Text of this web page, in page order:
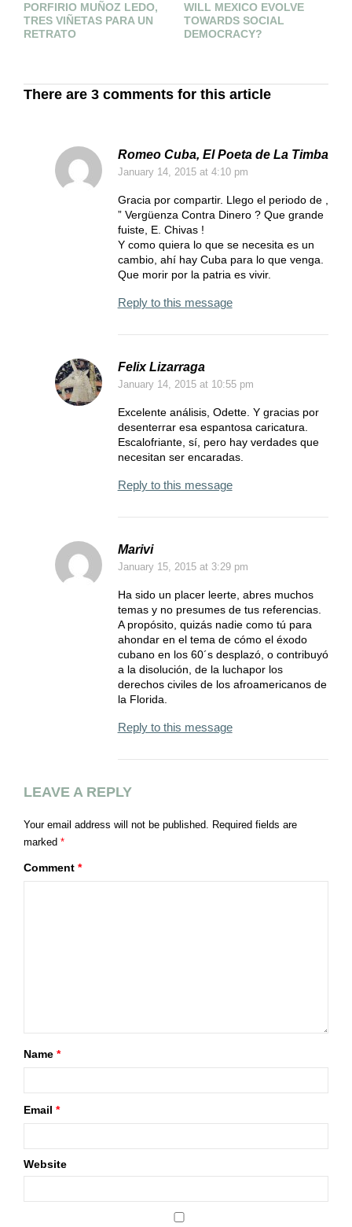
PORFIRIO MUÑOZ LEDO,
TRES VIÑETAS PARA UN
RETRATO
WILL MEXICO EVOLVE
TOWARDS SOCIAL
DEMOCRACY?
There are 3 comments for this article
Romeo Cuba, El Poeta de La Timba
January 14, 2015at 4:10 pm
Gracia por compartir. Llego el periodo de ,
” Vergüenza Contra Dinero ? Que grande
fuiste, E. Chivas !
Y como quiera lo que se necesita es un
cambio, ahí hay Cuba para lo que venga.
Que morir por la patria es vivir.
Reply to this message
Felix Lizarraga
January 14, 2015at 10:55 pm
Excelente análisis, Odette. Y gracias por
desenterrar esa espantosa caricatura.
Escalofriante, sí, pero hay verdades que
necesitan ser encaradas.
Reply to this message
Marivi
January 15, 2015at 3:29 pm
Ha sido un placer leerte, abres muchos
temas y no presumes de tus referencias.
A propósito, quizás nadie como tú para
ahondar en el tema de cómo el éxodo
cubano en los 60´s desplazó, o contribuyó
a la disolución, de la luchapor los
derechos civiles de los afroamericanos de
la Florida.
Reply to this message
LEAVE A REPLY
Your email address will not be published. Required fields are
marked *
Comment *
Name *
Email *
Website